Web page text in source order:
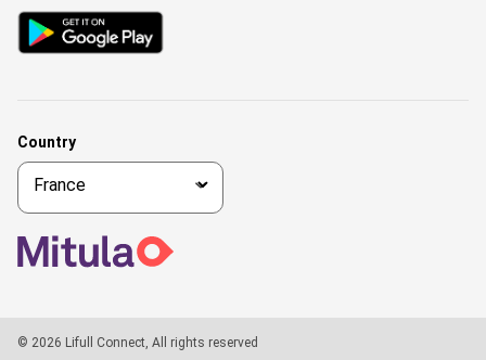
Country
© 2026 Lifull Connect, All rights reserved